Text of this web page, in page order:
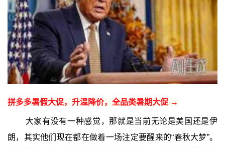
拼多多暑假大促，升温降价，全品类暑期大促 →
大家有没有一种感觉，那就是当前无论是美国还是伊
朗，其实他们现在都在做着一场注定要醒来的“春秋大梦”。